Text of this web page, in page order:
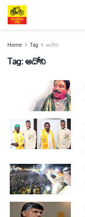
Home Tag ఆదోని
Tag:ఆదోని